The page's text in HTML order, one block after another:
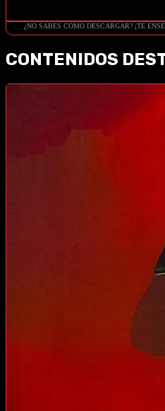
¿NO SABES COMO DESCARGAR? ¡TE
CONTENIDOS